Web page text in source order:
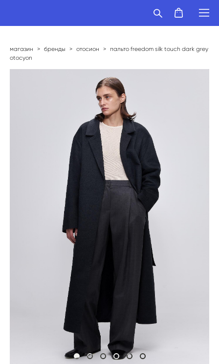
магазин > бренды > отосион > пальто freedom silk touch dark grey
otocyon